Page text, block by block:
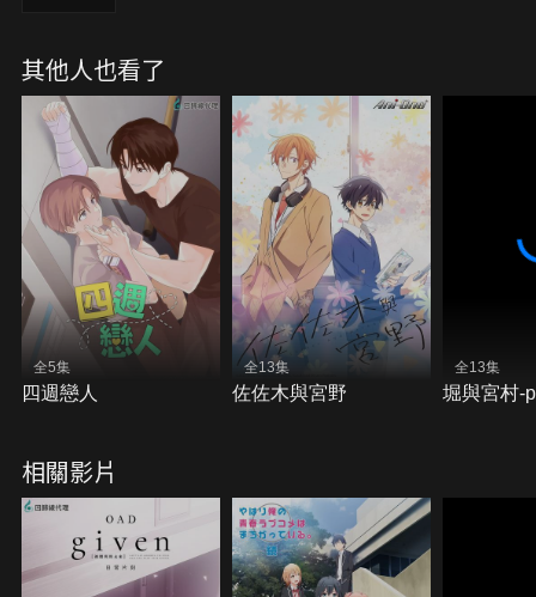
其他人也看了
全5集
四週戀人
全13集
佐佐木與宮野
全13集
堀與宮村-
相關影片